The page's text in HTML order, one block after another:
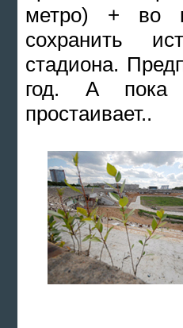
метро) + во
сохранить
стадиона.
год. А пока
простаивает..